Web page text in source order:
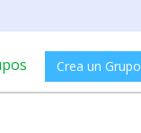
Crea un Grupo